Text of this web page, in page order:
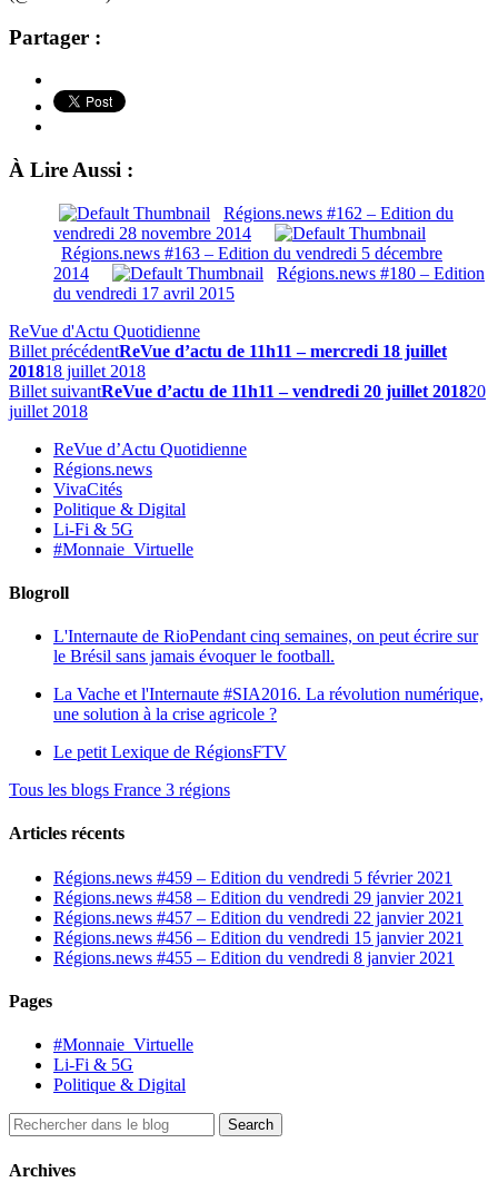
Partager :
À Lire Aussi :
Régions.news #162 – Edition du
vendredi 28 novembre 2014
Régions.news #163 – Edition du vendredi 5 décembre
2014
Régions.news #180 – Edition
du vendredi 17 avril 2015
ReVue d'Actu Quotidienne
Billet précédentReVue d’actu de 11h11 – mercredi 18 juillet
201818 juillet 2018
Billet suivantReVue d’actu de 11h11 – vendredi 20 juillet 201820
juillet 2018
ReVue d’Actu Quotidienne
Régions.news
VivaCités
Politique & Digital
Li-Fi & 5G
#Monnaie_Virtuelle
Blogroll
L'Internaute de RioPendant cinq semaines, on peut écrire sur
le Brésil sans jamais évoquer le football.
La Vache et l'Internaute #SIA2016. La révolution numérique,
une solution à la crise agricole ?
Le petit Lexique de RégionsFTV
Tous les blogs France 3 régions
Articles récents
Régions.news #459 – Edition du vendredi 5 février 2021
Régions.news #458 – Edition du vendredi 29 janvier 2021
Régions.news #457 – Edition du vendredi 22 janvier 2021
Régions.news #456 – Edition du vendredi 15 janvier 2021
Régions.news #455 – Edition du vendredi 8 janvier 2021
Pages
#Monnaie_Virtuelle
Li-Fi & 5G
Politique & Digital
Archives